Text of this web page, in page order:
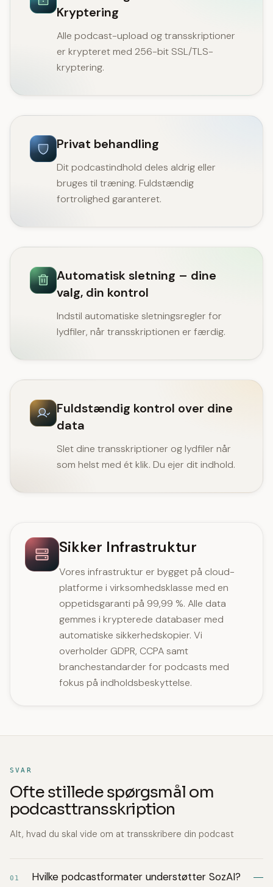
Kryptering
Alle podcast-upload og transskriptioner
er krypteret med 256-bit SSL/TLS-
kryptering.
Privat behandling
Dit podcastindhold deles aldrig eller
bruges til træning. Fuldstændig
fortrolighed garanteret.
Automatisk sletning – dine
valg, din kontrol
Indstil automatiske sletningsregler for
lydfiler, når transskriptionen er færdig.
Fuldstændig kontrol over dine
data
Slet dine transskriptioner og lydfiler når
som helst med ét klik. Du ejer dit indhold.
Sikker Infrastruktur
Vores infrastruktur er bygget på cloud-
platforme i virksomhedsklasse med en
oppetidsgaranti på 99,99 %. Alle data
gemmes i krypterede databaser med
automatiske sikkerhedskopier. Vi
overholder GDPR, CCPA samt
branchestandarder for podcasts med
fokus på indholdsbeskyttelse.
SVAR
Ofte stillede spørgsmål om
podcasttransskription
Alt, hvad du skal vide om at transskribere din podcast
01 Hvilke podcastformater understøtter SozAI?